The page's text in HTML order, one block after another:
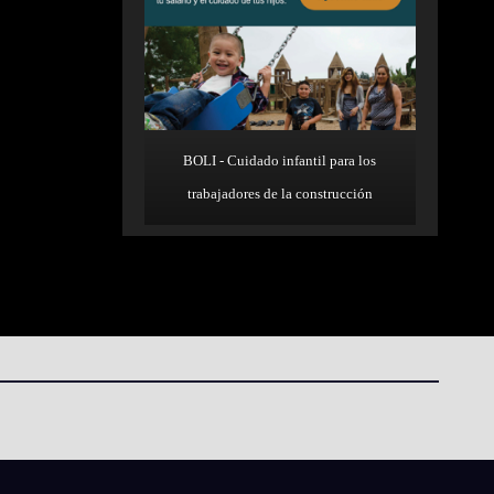
BOLI - Cuidado infantil para los
trabajadores de la construcción